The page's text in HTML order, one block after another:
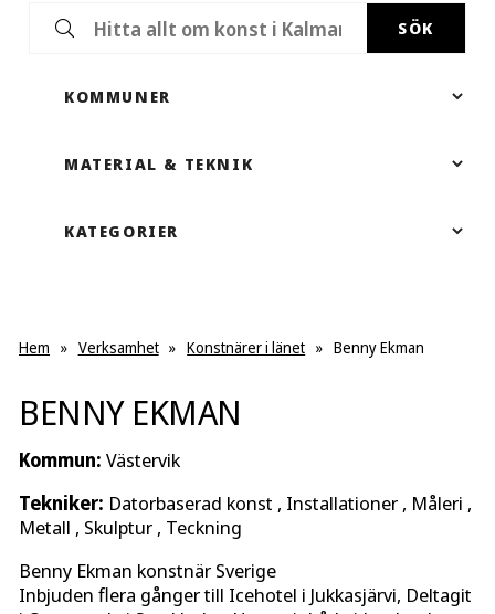
SÖK
Hem » Verksamhet » Konstnärer i länet » Benny Ekman
BENNY EKMAN
Kommun: Västervik
Tekniker: Datorbaserad konst , Installationer , Måleri ,
Metall , Skulptur , Teckning
Benny Ekman konstnär Sverige
Inbjuden flera gånger till Icehotel i Jukkasjärvi, Deltagit